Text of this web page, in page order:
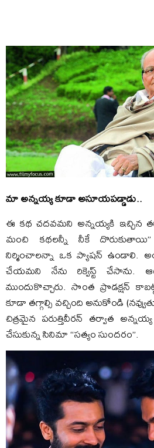
మా అన్నయ్య కూడా అసూయపడ్డాడు..
ఈ కథ చదవమని అన్నయ్యకి ఇచ్చిన
మంచి కథలన్నీ నీకే
నిర్మించాలన్నా ఒక ప్యాషన్ ఉండాలి.
చేయమని నేను రిక్వెస్ట్ చేసాను.
ముందుకొచ్చారు. సొంత ప్రొడక్షన్
కూడా తగ్గాల్సి వచ్చింది అనుకోండి
చిత్రమైన పరుత్తివీరన్ తర్వాత
చేసుకున్న సినిమా “సత్యం సుందరం”.